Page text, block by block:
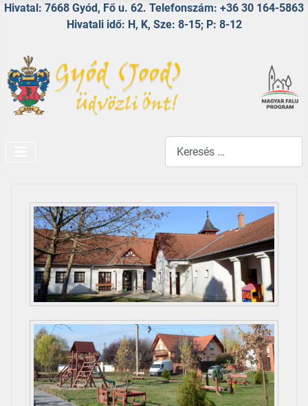
Hivatal: 7668 Gyód, Fő u. 62. Telefonszám: +36 30 164-5863
Hivatali idő: H, K, Sze: 8-15; P: 8-12